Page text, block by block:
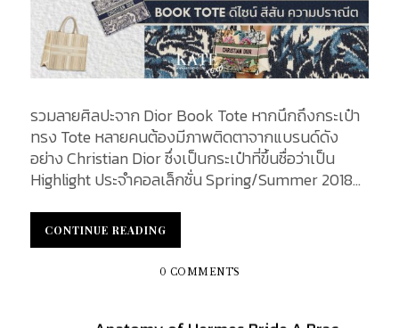
รวมลายศิลปะจาก Dior Book Tote หากนึกถึงกระเป๋า
ทรง Tote หลายคนต้องมีภาพติดตาจากแบรนด์ดัง
อย่าง Christian Dior ซึ่งเป็นกระเป๋าที่ขึ้นชื่อว่าเป็น
Highlight ประจำคอลเล็กชั่น Spring/Summer 2018
ทุกสายตาได้อย่างน่าเหลือเชื่อ คอลเล็กชั่นนี้มาในรูป
แบบที่มีเทคนิคการปักบนผ้าใบแคนวาส (Canvas) ที่สื่อ
ถึงความปราณีตได้อย่างชัดเจน อีกทั้งกระเป๋าถือทรง
CONTINUE READING
CONTINUE READING
0 COMMENTS